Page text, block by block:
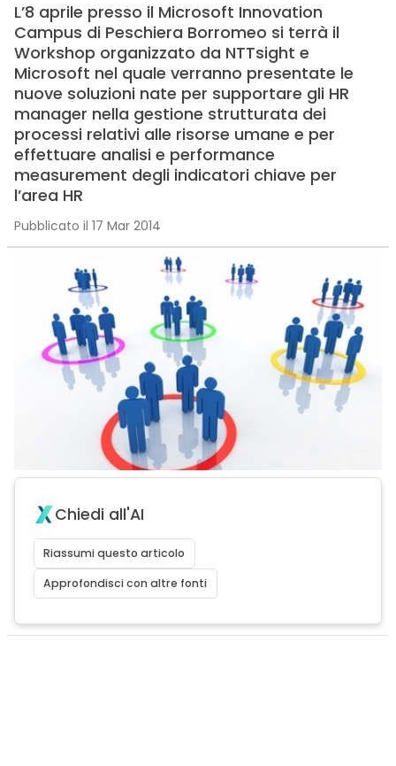
L’8 aprile presso il Microsoft Innovation
Campus di Peschiera Borromeo si terrà il
Workshop organizzato da NTTsight e
Microsoft nel quale verranno presentate le
nuove soluzioni nate per supportare gli HR
manager nella gestione strutturata dei
processi relativi alle risorse umane e per
effettuare analisi e performance
measurement degli indicatori chiave per
l’area HR
Pubblicato il 17 Mar 2014
Chiedi all'AI
Riassumi questo articolo
Approfondisci con altre fonti